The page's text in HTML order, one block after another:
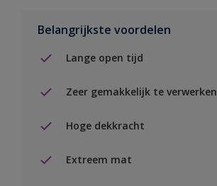
Belangrijkste voordelen
Lange open tijd
Zeer gemakkelijk te verwerken
Hoge dekkracht
Extreem mat